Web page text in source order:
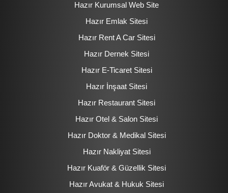
Hazır Kurumsal Web Site
Hazır Emlak Sitesi
Hazır Rent A Car Sitesi
Hazır Dernek Sitesi
Hazır E-Ticaret Sitesi
Hazır İnşaat Sitesi
Hazır Restaurant Sitesi
Hazır Otel & Salon Sitesi
Hazır Doktor & Medikal Sitesi
Hazır Nakliyat Sitesi
Hazır Kuaför & Güzellik Sitesi
Hazır Avukat & Hukuk Sitesi